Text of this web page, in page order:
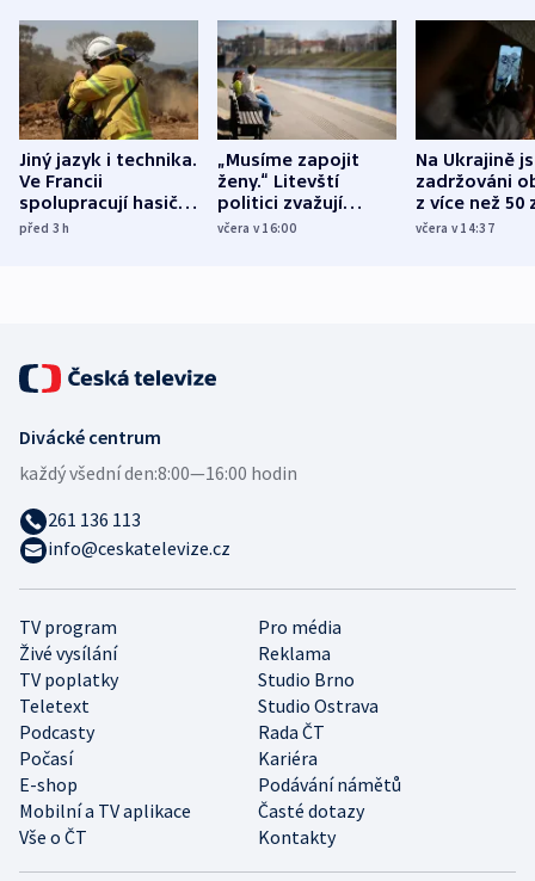
Jiný jazyk i technika.
Ve Francii
spolupracují hasiči z
různých zemí
před 3h
„Musíme zapojit
ženy.“ Litevští
politici zvažují
dohodu o
včera v 16:00
Na Ukrajině
zadržováni
z více než 50
Bojovali na
včera v 14:37
TV program
Pro média
Živé vysílání
Reklama
TV poplatky
Studio Brno
Teletext
Studio Ostrava
Podcasty
Rada ČT
Počasí
Kariéra
E-shop
Podávání námětů
Mobilní a TV aplikace
Časté dotazy
Vše o ČT
Kontakty
Divácké centrum
každý všední den:8:00—16:00 hodin
261 136 113
info@ceskatelevize.cz